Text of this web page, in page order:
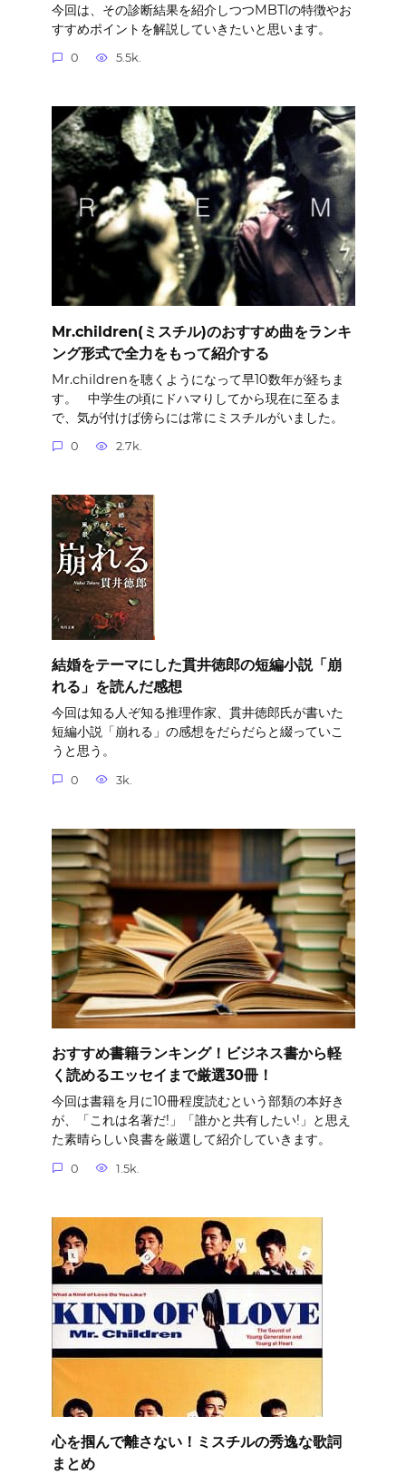
今回は、その診断結果を紹介しつつMBTIの特徴やお
すすめポイントを解説していきたいと思います。
0 5.5k.
Mr.children(ミスチル)のおすすめ曲をランキ
ング形式で全力をもって紹介する
Mr.childrenを聴くようになって早10数年が経ちま
す。 中学生の頃にドハマりしてから現在に至るま
で、気が付けば傍らには常にミスチルがいました。
0 2.7k.
結婚をテーマにした貫井徳郎の短編小説「崩
れる」を読んだ感想
今回は知る人ぞ知る推理作家、貫井徳郎氏が書いた
短編小説「崩れる」の感想をだらだらと綴っていこ
うと思う。
0 3k.
おすすめ書籍ランキング！ビジネス書から軽
く読めるエッセイまで厳選30冊！
今回は書籍を月に10冊程度読むという部類の本好き
が、「これは名著だ!」「誰かと共有したい!」と思え
た素晴らしい良書を厳選して紹介していきます。
0 1.5k.
心を掴んで離さない！ミスチルの秀逸な歌詞
まとめ